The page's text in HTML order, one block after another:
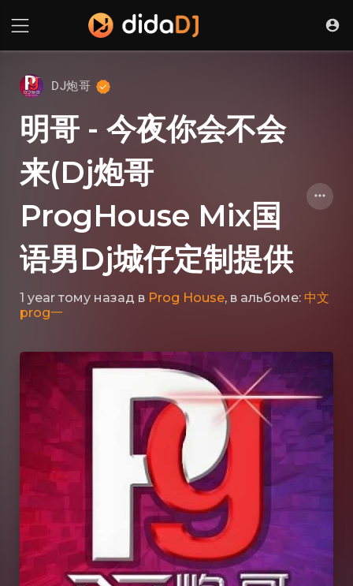
DJ炮哥
明哥 - 今夜你会不会
来(Dj炮哥
ProgHouse Mix国
语男Dj城仔定制提供
1 year тому назад в Prog House, в альбоме: 中文
prog一